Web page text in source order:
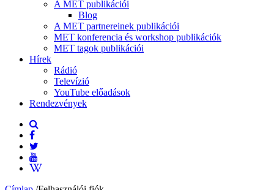
A MET publikációi
Blog
A MET partnereinek publikációi
MET konferencia és workshop publikációk
MET tagok publikációi
Hírek
Rádió
Televízió
YouTube előadások
Rendezvények